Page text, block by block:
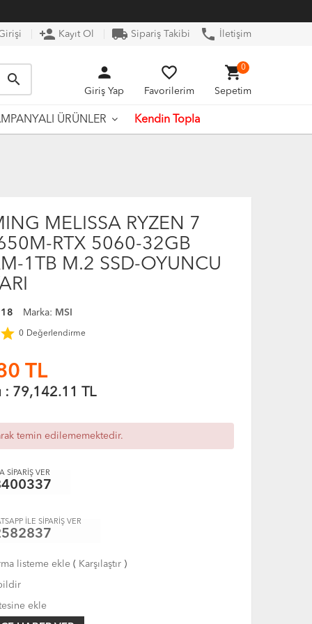
person_add Kayıt Ol local_shipping Sipariş Takibi phone İletişim
search person
Giriş Yap
favorite_border
Favorilerim
shopping_cart
Sepetim
0
ÜRÜNLER Kendin Topla
MELISSA RYZEN 7
RTX 5060-32GB
1TB M.2 SSD-OYUNCU
Marka: MSI
star 0 Değerlendirme
TL
: 79,142.11 TL
temin edilememektedir.
SİPARİŞ VER
İLE SİPARİŞ VER
listeme ekle( Karşılaştır)
ekle